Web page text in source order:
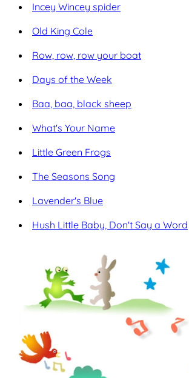
Incey Wincey spider
Old King Cole
Row, row, row your boat
Days of the Week
Baa, baa, black sheep
What's Your Name
Little Green Frogs
The Seasons Song
Lavender's Blue
Hush Little Baby, Don't Say a Word